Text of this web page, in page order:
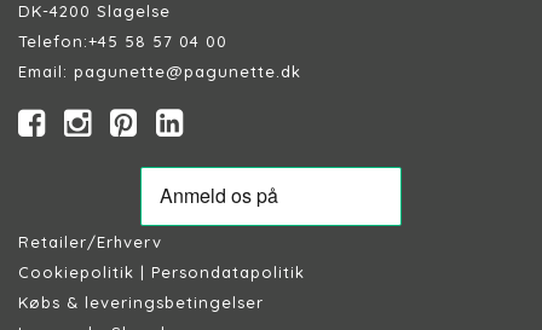
DK-4200 Slagelse
Telefon:+45 58 57 04 00
Email: pagunette@pagunette.dk
Retailer/Erhverv
Cookiepolitik | Persondatapolitik
Købs & leveringsbetingelser